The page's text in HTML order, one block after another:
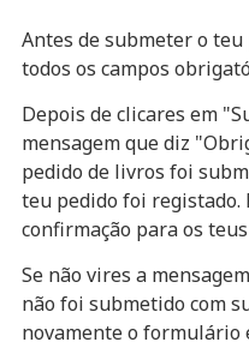
Antes de submeter o
todos os campos
Depois de clicares em
mensagem que diz
pedido de livros foi
teu pedido foi registado.
confirmação para os
Se não vires a
não foi submetido com
novamente o formulário